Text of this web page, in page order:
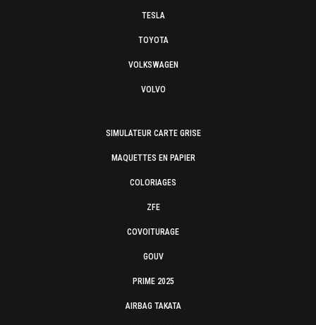
TESLA
TOYOTA
VOLKSWAGEN
VOLVO
SIMULATEUR CARTE GRISE
MAQUETTES EN PAPIER
COLORIAGES
ZFE
COVOITURAGE
GOUV
PRIME 2025
AIRBAG TAKATA